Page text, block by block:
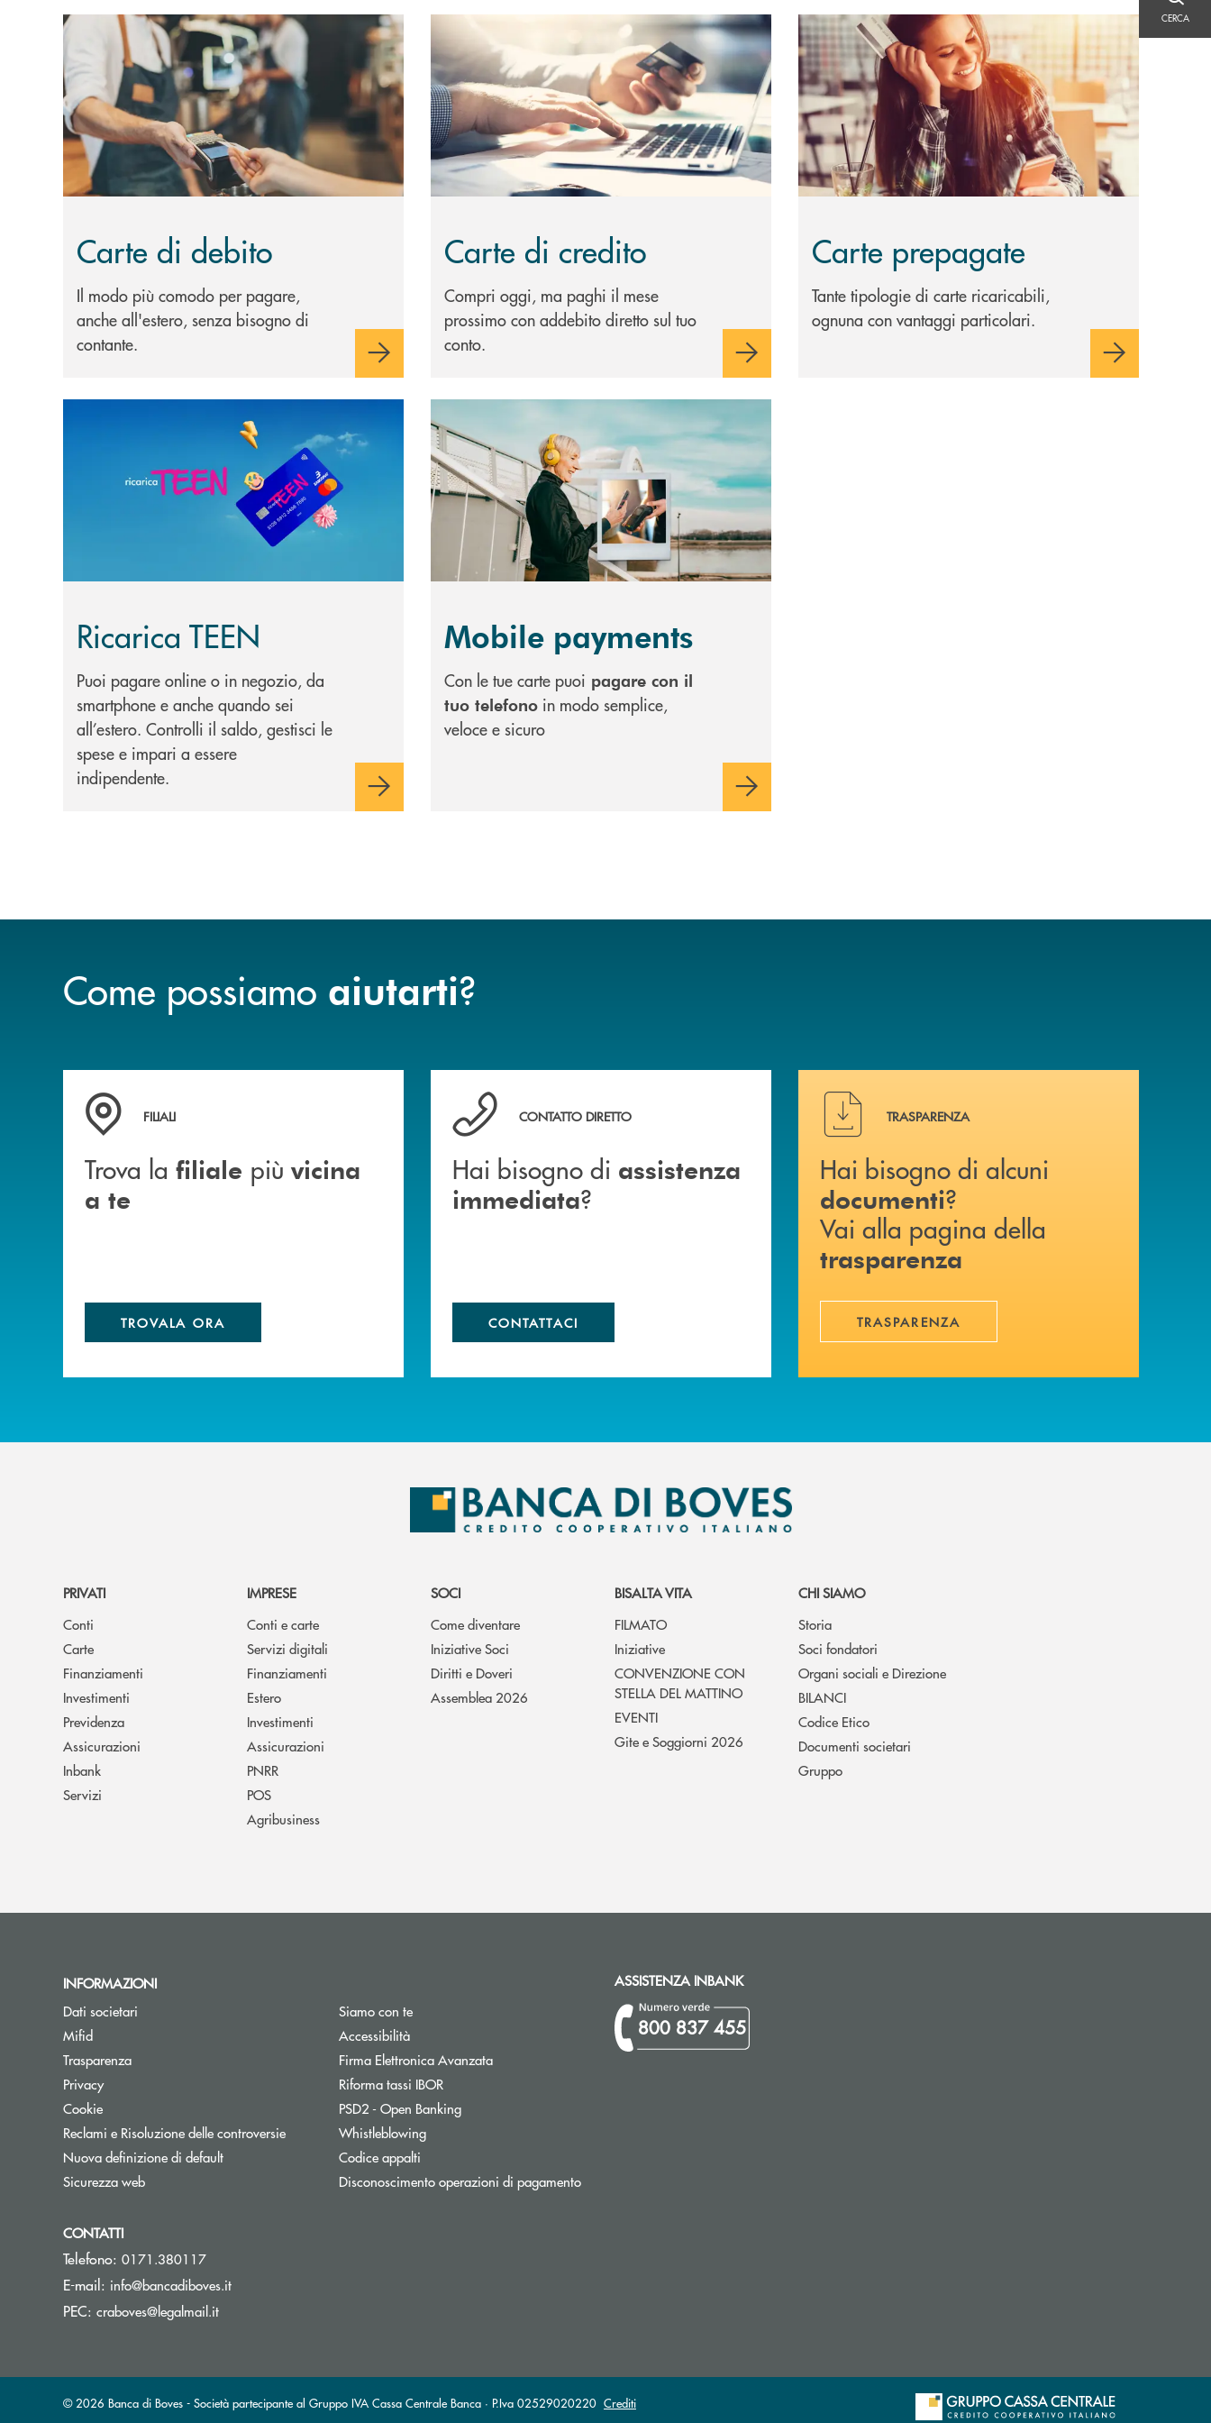
CERCA
Scopri di più Carte di debito
Carte di debito
Il modo più comodo per pagare,
anche all'estero, senza bisogno di
contante.
Scopri di più Carte di credito
Carte di credito
Compri oggi, ma paghi il mese
prossimo con addebito diretto sul tuo
conto.
Scopri di più Carte prepagate
Carte prepagate
Tante tipologie di carte ricaricabili,
ognuna con vantaggi particolari.
Ricarica TEEN
Puoi pagare online o in negozio, da
smartphone e anche quando sei
all’estero. Controlli il saldo, gestisci le
spese e impari a essere
indipendente.
Scopri di più Mobile payments
Mobile payments
Con le tue carte puoi pagare con il
tuo telefono in modo semplice,
veloce e sicuro
Come possiamo aiutarti?
Trova la filiale&nbsp; più vicina a te
FILIALI
Trova la filiale più vicina
a te
TROVALA ORA
Hai bisogno di assistenza immediata ?
CONTATTO DIRETTO
Hai bisogno di assistenza
immediata?
CONTATTACI
Hai bisogno di alcuni documenti ? Vai alla pagina della
TRASPARENZA
Hai bisogno di alcuni
documenti?
Vai alla pagina della
trasparenza
TRASPARENZA
PRIVATI
Conti
Carte
Finanziamenti
Investimenti
Previdenza
Assicurazioni
Inbank
Servizi
IMPRESE
Conti e carte
Servizi digitali
Finanziamenti
Estero
Investimenti
Assicurazioni
PNRR
POS
Agribusiness
SOCI
Come diventare
Iniziative Soci
Diritti e Doveri
Assemblea 2026
BISALTA VITA
FILMATO
Iniziative
CONVENZIONE CON
STELLA DEL MATTINO
EVENTI
Gite e Soggiorni 2026
CHI SIAMO
Storia
Soci fondatori
Organi sociali e Direzione
BILANCI
Codice Etico
Documenti societari
Gruppo
INFORMAZIONI
Dati societari
MifidApre una nuova finestra
Trasparenza
Privacy
Cookie
Reclami e Risoluzione delle controversie
Nuova definizione di default
Sicurezza web
Siamo con te
Accessibilità
Firma Elettronica AvanzataApre una nuova finestra
Riforma tassi IBORApre una nuova finestra
PSD2 - Open BankingApre una nuova finestra
Whistleblowing
Codice appalti
Disconoscimento operazioni di pagamentoApre una nuova finestra
ASSISTENZA INBANK
800 837 455
CONTATTI
Telefono: 0171.380117
E-mail: info@bancadiboves.it(si apre l’app di posta elettronica)
PEC: craboves@legalmail.it(si apre l’app di posta elettronica)
© 2026 Banca di Boves - Società partecipante al Gruppo IVA Cassa Centrale Banca · P.Iva 02529020220 Crediti